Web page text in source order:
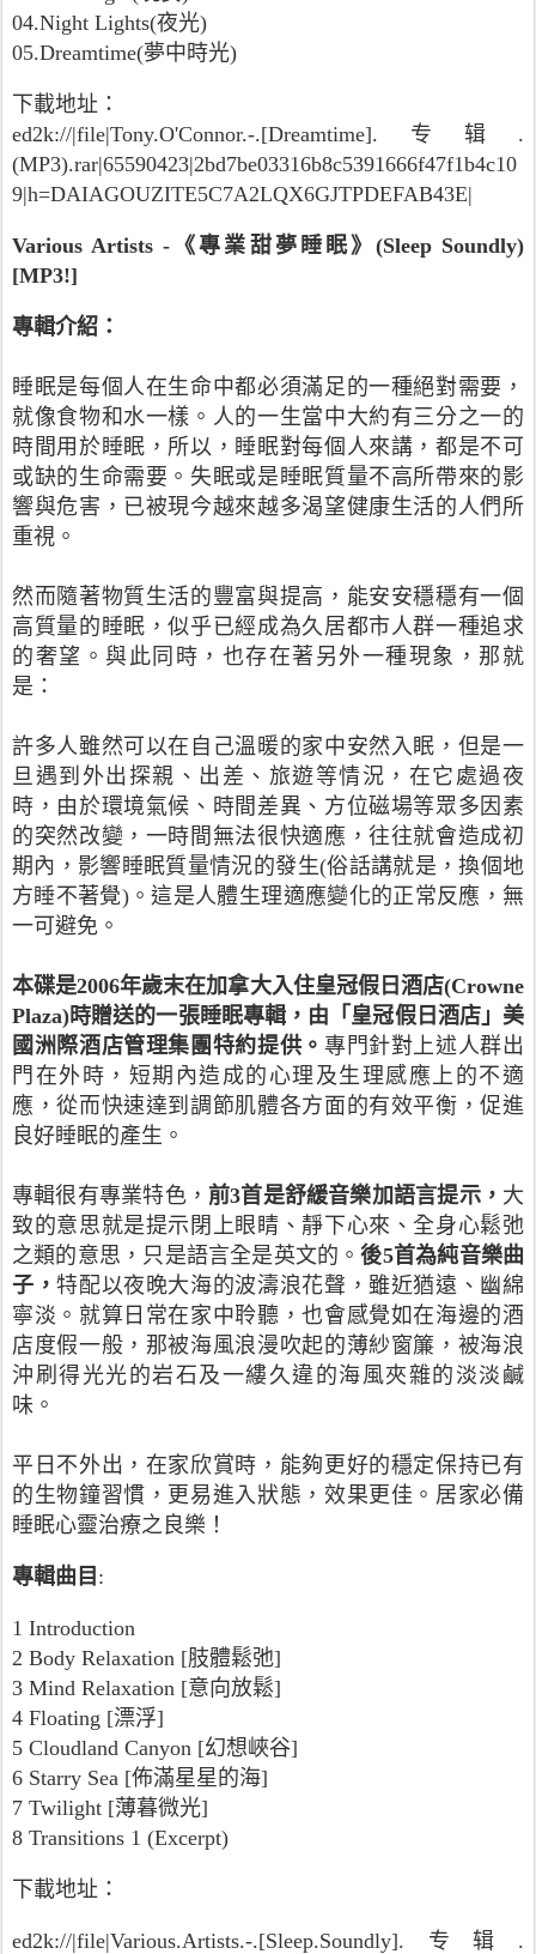
04.Night Lights(夜光)
05.Dreamtime(夢中時光)
下載地址：
ed2k://|file|Tony.O'Connor.-.[Dreamtime].专辑.
(MP3).rar|65590423|2bd7be03316b8c5391666f47f1b4c10
9|h=DAIAGOUZITE5C7A2LQX6GJTPDEFAB43E|
Various Artists -《專業甜夢睡眠》(Sleep Soundly)
[MP3!]
專輯介紹：
睡眠是每個人在生命中都必須滿足的一種絕對需要，
就像食物和水一樣。人的一生當中大約有三分之一的
時間用於睡眠，所以，睡眠對每個人來講，都是不可
或缺的生命需要。失眠或是睡眠質量不高所帶來的影
響與危害，已被現今越來越多渴望健康生活的人們所
重視。
然而隨著物質生活的豐富與提高，能安安穩穩有一個
高質量的睡眠，似乎已經成為久居都市人群一種追求
的奢望。與此同時，也存在著另外一種現象，那就
是：
許多人雖然可以在自己溫暖的家中安然入眠，但是一
旦遇到外出探親、出差、旅遊等情況，在它處過夜
時，由於環境氣候、時間差異、方位磁場等眾多因素
的突然改變，一時間無法很快適應，往往就會造成初
期內，影響睡眠質量情況的發生(俗話講就是，換個地
方睡不著覺)。這是人體生理適應變化的正常反應，無
一可避免。
本碟是2006年歲末在加拿大入住皇冠假日酒店(Crowne
Plaza)時贈送的一張睡眠專輯，由「皇冠假日酒店」美
國洲際酒店管理集團特約提供。 專門針對上述人群出
門在外時，短期內造成的心理及生理感應上的不適
應，從而快速達到調節肌體各方面的有效平衡，促進
良好睡眠的產生。
專輯很有專業特色， 前3首是舒緩音樂加語言提示， 大
致的意思就是提示閉上眼睛、靜下心來、全身心鬆弛
之類的意思，只是語言全是英文的。後5首為純音樂曲
子，特配以夜晚大海的波濤浪花聲，雖近猶遠、幽綿
寧淡。就算日常在家中聆聽，也會感覺如在海邊的酒
店度假一般，那被海風浪漫吹起的薄紗窗簾，被海浪
沖刷得光光的岩石及一縷久違的海風夾雜的淡淡鹹
味。
平日不外出，在家欣賞時，能夠更好的穩定保持已有
的生物鐘習慣，更易進入狀態，效果更佳。居家必備
睡眠心靈治療之良樂！
專輯曲目 :
1 Introduction
2 Body Relaxation [肢體鬆弛]
3 Mind Relaxation [意向放鬆]
4 Floating [漂浮]
5 Cloudland Canyon [幻想峽谷]
6 Starry Sea [佈滿星星的海]
7 Twilight [薄暮微光]
8 Transitions 1 (Excerpt)
下載地址：
ed2k://|file|Various.Artists.-.[Sleep.Soundly].专辑.